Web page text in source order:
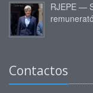
RJEPE —
Contactos